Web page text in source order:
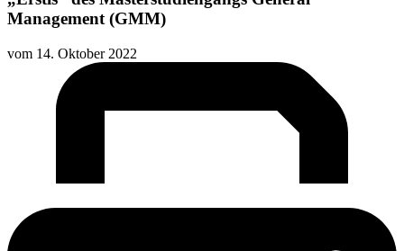
Management (GMM)
vom 14. Oktober 2022